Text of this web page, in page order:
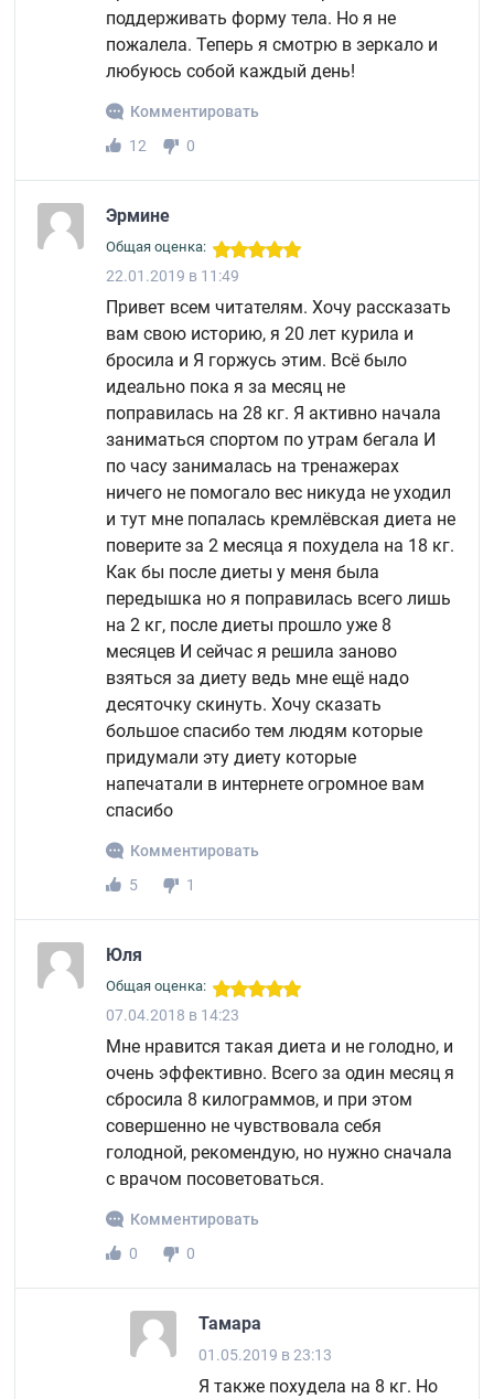
поддерживать форму тела. Но я не
пожалела. Теперь я смотрю в зеркало и
любуюсь собой каждый день!
Комментировать
12
0
Эрмине
Общая оценка:
22.01.2019 в 11:49
Привет всем читателям. Хочу рассказать
вам свою историю, я 20 лет курила и
бросила и Я горжусь этим. Всё было
идеально пока я за месяц не
поправилась на 28 кг. Я активно начала
заниматься спортом по утрам бегала И
по часу занималась на тренажерах
ничего не помогало вес никуда не уходил
и тут мне попалась кремлёвская диета не
поверите за 2 месяца я похудела на 18 кг.
Как бы после диеты у меня была
передышка но я поправилась всего лишь
на 2 кг, после диеты прошло уже 8
месяцев И сейчас я решила заново
взяться за диету ведь мне ещё надо
десяточку скинуть. Хочу сказать
большое спасибо тем людям которые
придумали эту диету которые
напечатали в интернете огромное вам
спасибо
Комментировать
5
1
Юля
Общая оценка:
07.04.2018 в 14:23
Мне нравится такая диета и не голодно, и
очень эффективно. Всего за один месяц я
сбросила 8 килограммов, и при этом
совершенно не чувствовала себя
голодной, рекомендую, но нужно сначала
с врачом посоветоваться.
Комментировать
0
0
Тамара
01.05.2019 в 23:13
Я также похудела на 8 кг. Но